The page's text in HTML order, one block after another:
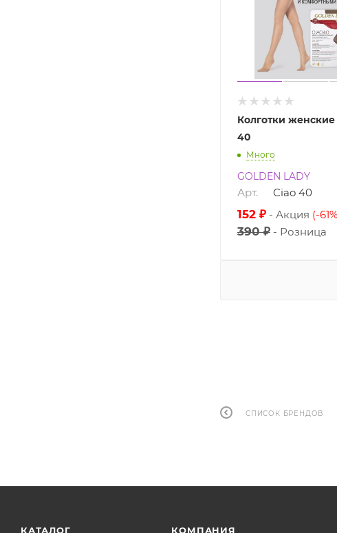
Колготки женские
40
Много
GOLDEN LADY
Арт. Ciao 40
152 ₽ Акция (-
390 ₽ Розница
СПИСОК БРЕНДОВ
КАТАЛОГ КОМПАНИЯ